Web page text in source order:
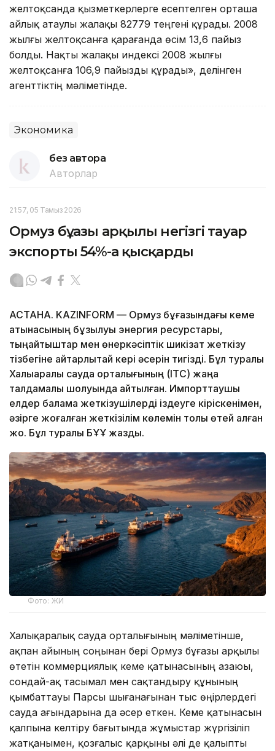
желтоқсанда қызметкерлерге есептелген орташа
айлық атаулы жалақы 82779 теңгені құрады. 2008
жылғы желтоқсанға қарағанда өсім 13,6 пайыз
болды. Нақты жалақы индексі 2008 жылғы
желтоқсанға 106,9 пайызды құрады», делінген
агенттіктің мәліметінде.
Экономика
без автора
Авторлар
21:57, 05 Тамыз 2026
Ормуз бұғазы арқылы негізгі тауар
экспорты 54%-ға қысқарды
АСТАНА. KAZINFORM — Ормуз бұғазындағы кеме
қатынасының бұзылуы энергия ресурстары,
тыңайтқыштар мен өнеркәсіптік шикізат жеткізу
тізбегіне айтарлықтай кері әсерін тигізді. Бұл туралы
Халықаралық сауда орталығының (ITC) жаңа
талдамалық шолуында айтылған. Импорттаушы
елдер балама жеткізушілерді іздеуге кіріскенімен,
әзірге жоғалған жеткізілім көлемін толық өтей алған
жоқ. Бұл туралы БҰҰ жазды.
Фото: ЖИ
Халықаралық сауда орталығының мәліметінше,
ақпан айының соңынан бері Ормуз бұғазы арқылы
өтетін коммерциялық кеме қатынасының азаюы,
сондай-ақ тасымал мен сақтандыру құнының
қымбаттауы Парсы шығанағынан тыс өңірлердегі
сауда ағындарына да әсер еткен. Кеме қатынасын
қалпына келтіру бағытында жұмыстар жүргізіліп
жатқанымен, қозғалыс қарқыны әлі де қалыпты